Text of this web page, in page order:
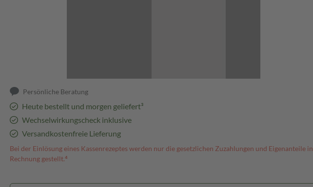
Persönliche Beratung
Heute bestellt und morgen geliefert³
Wechselwirkungscheck inklusive
Versandkostenfreie Lieferung
Bei der Einlösung eines Kassenrezeptes werden nur die gesetzlichen Zuzahlungen und Eigenanteile in
Rechnung gestellt.⁴